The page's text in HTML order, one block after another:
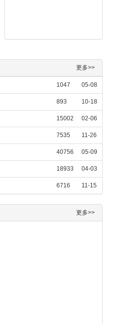
更多>>
1047 05-08
893 10-18
15002 02-06
7535 11-26
40756 05-09
18933 04-03
6716 11-15
更多>>